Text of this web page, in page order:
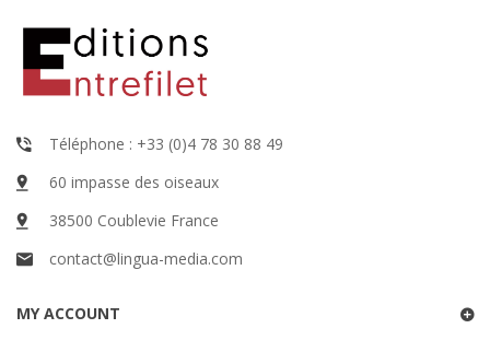
Téléphone : +33 (0)4 78 30 88 49
60 impasse des oiseaux
38500 Coublevie France
contact@lingua-media.com
MY ACCOUNT